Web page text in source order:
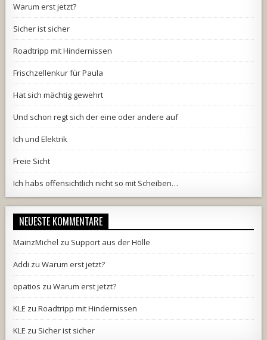
Warum erst jetzt?
Sicher ist sicher
Roadtripp mit Hindernissen
Frischzellenkur für Paula
Hat sich mächtig gewehrt
Und schon regt sich der eine oder andere auf
Ich und Elektrik
Freie Sicht
Ich habs offensichtlich nicht so mit Scheiben…
NEUESTE KOMMENTARE
MainzMichel zu Support aus der Hölle
Addi zuWarum erst jetzt?
opatios zuWarum erst jetzt?
KLE zuRoadtripp mit Hindernissen
KLE zu Sicher ist sicher